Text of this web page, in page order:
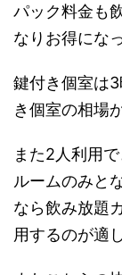
パック料金も
なりお得にな
鍵付き個室は
き個室の相場
また2人利用
ルームのみと
なら飲み放題
用するのが適